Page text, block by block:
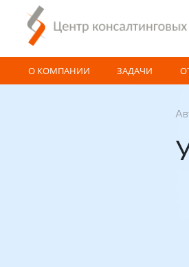
О КОМПАНИИ ЗАДАЧИ